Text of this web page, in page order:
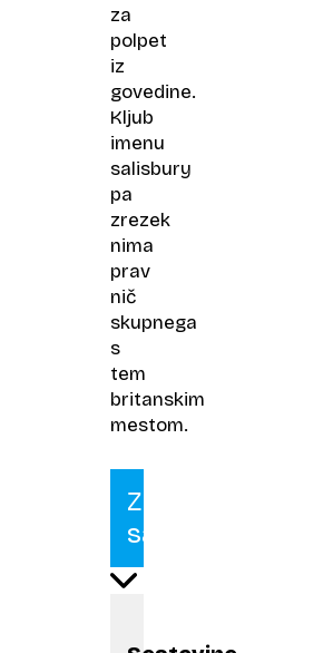
za
polpet
iz
govedine.
Kljub
imenu
salisbury
pa
zrezek
nima
prav
nič
skupnega
s
tem
britanskim
mestom.
Zrezek
salisbury